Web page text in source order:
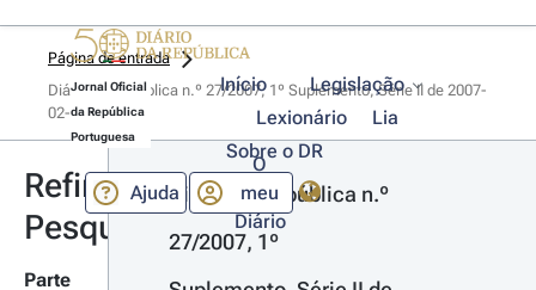
Jornal Oficial
da República
Portuguesa
Início
Legislação
Lexionário
Lia
Sobre o DR
Ajuda
O
meu
Diário
Página de entrada
Diário da República n.º 27/2007, 1º Suplemento, Série II de 2007-
02-07
Refinar
Pesquisa
Parte
Diário da República n.º
27/2007, 1º